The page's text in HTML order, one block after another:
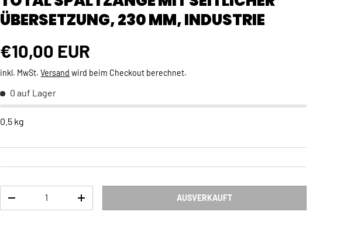
ÜBERSETZUNG, 230 MM, INDUSTRIE
Normaler Preis
€10,00 EUR
inkl. MwSt.Versand wird beim Checkout berechnet.
0 auf Lager
0.5 kg
MENGE VERRINGERNMENGE ERHÖHEN AUSVERKAUFT